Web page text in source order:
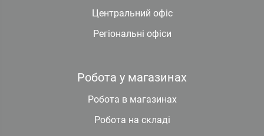
Центральний офіс
Регіональні офіси
Робота у магазинах
Робота в магазинах
Робота на складі